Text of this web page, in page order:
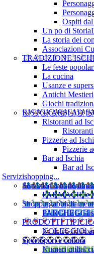
Ospiti
Un po di Storia
La storia dei
Associazioni
TRADIZIONE
Le feste
La cucina
Usanze e
Antichi Mestieri
Giochi
RISTORARSI AD
Ristoranti ad
Pizzerie ad
Pizzerie
Bar ad Ischia
Bar ad
Servizishopping...
Servizied
FARMACIEle
Shopping
PARCHEGGI
PRODOTTI TIPICI
NOLEGGIO
SportSport e cultura
Numeri utilial